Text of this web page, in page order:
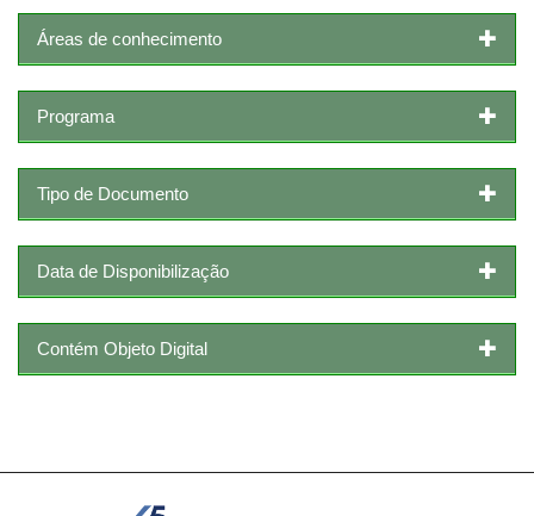
Áreas de conhecimento
Programa
Tipo de Documento
Data de Disponibilização
Contém Objeto Digital